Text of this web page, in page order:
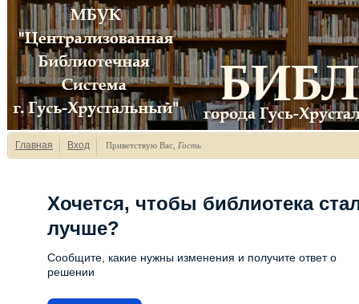
Главная Вход Приветствую Вас Гость
Хочется, чтобы библиотека
лучше?
Сообщите, какие нужны изменения и получите ответ о
решении